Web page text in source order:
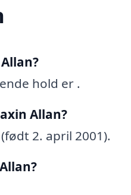
hold er .
Allan?
2. april 2001).